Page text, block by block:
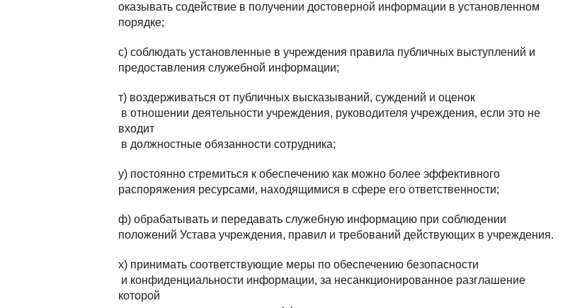
оказывать содействие в получении достоверной информации в установленном
порядке;
с) соблюдать установленные в учреждения правила публичных выступлений и
предоставления служебной информации;
т) воздерживаться от публичных высказываний, суждений и оценок
в отношении деятельности учреждения, руководителя учреждения, если это не
входит
в должностные обязанности сотрудника;
у) постоянно стремиться к обеспечению как можно более эффективного
распоряжения ресурсами, находящимися в сфере его ответственности;
ф) обрабатывать и передавать служебную информацию при соблюдении
положений Устава учреждения, правил и требований действующих в учреждения.
х) принимать соответствующие меры по обеспечению безопасности
и конфиденциальности информации, за несанкционированное разглашение
которой